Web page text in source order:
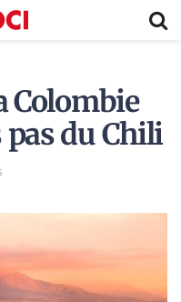
Colombie
pas du Chili